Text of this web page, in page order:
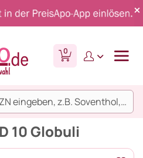
0
10 Globuli